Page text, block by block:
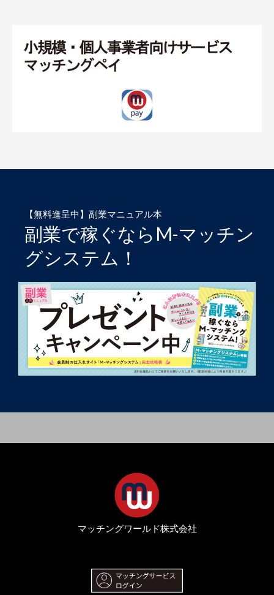
【無料進呈中】副業マニュアル本
副業で稼ぐならM-マッチン
グシステム！
マッチングワールド株式会社